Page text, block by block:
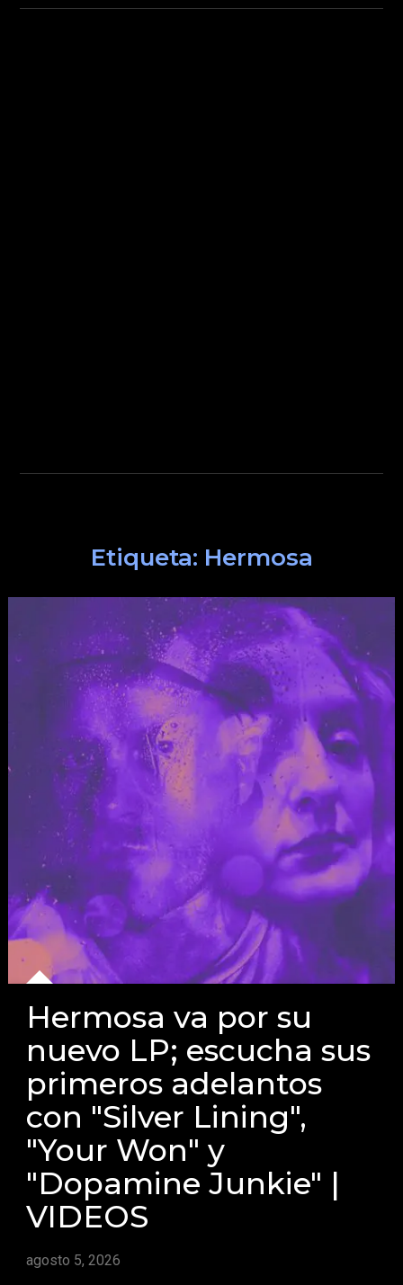
Etiqueta: Hermosa
Hermosa va por su
nuevo LP; escucha sus
primeros adelantos
con "Silver Lining",
"Your Won" y
"Dopamine Junkie" |
VIDEOS
agosto 5, 2026